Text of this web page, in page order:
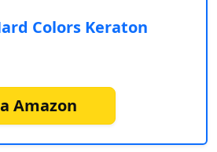
Colors Keraton
Amazon